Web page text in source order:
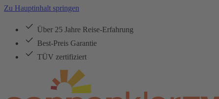
Zu Hauptinhalt springen
Über 25 Jahre Reise-Erfahrung
Best-Preis Garantie
TÜV zertifiziert